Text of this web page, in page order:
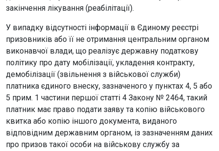
закінчення лікування (реабілітації).
У випадку відсутності інформації в Єдиному реєстрі
призовників або її не отримання центральним органом
виконавчої влади, що реалізує державну податкову
політику про дату мобілізації, укладення контракту,
демобілізації (звільнення з військової служби)
платника єдиного внеску, зазначеного у пунктах 4, 5 або
5 прим. 1 частини першої статті 4 Закону № 2464, такий
платник має право подати заяву та копію військового
квитка або копію іншого документа, виданого
відповідним державним органом, із зазначенням даних
про призов такої особи на військову службу за